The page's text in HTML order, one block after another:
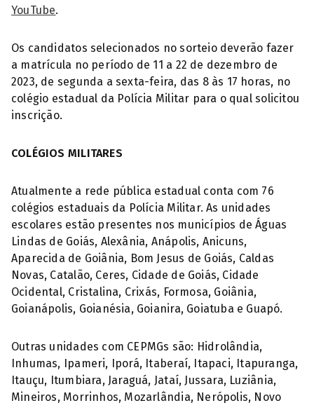
YouTube.
Os candidatos selecionados no sorteio deverão fazer
a matrícula no período de 11 a 22 de dezembro de
2023, de segunda a sexta-feira, das 8 às 17 horas, no
colégio estadual da Polícia Militar para o qual solicitou
inscrição.
COLÉGIOS MILITARES
Atualmente a rede pública estadual conta com 76
colégios estaduais da Polícia Militar. As unidades
escolares estão presentes nos municípios de Águas
Lindas de Goiás, Alexânia, Anápolis, Anicuns,
Aparecida de Goiânia, Bom Jesus de Goiás, Caldas
Novas, Catalão, Ceres, Cidade de Goiás, Cidade
Ocidental, Cristalina, Crixás, Formosa, Goiânia,
Goianápolis, Goianésia, Goianira, Goiatuba e Guapó.
Outras unidades com CEPMGs são: Hidrolândia,
Inhumas, Ipameri, Iporá, Itaberaí, Itapaci, Itapuranga,
Itauçu, Itumbiara, Jaraguá, Jataí, Jussara, Luziânia,
Mineiros, Morrinhos, Mozarlândia, Nerópolis, Novo